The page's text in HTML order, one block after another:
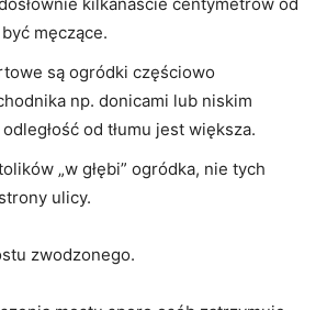
męczące.
są ogródki częściowo
np. donicami lub niskim
od tłumu jest większa.
„w głębi” ogródka, nie tych
ulicy.
zwodzonego.